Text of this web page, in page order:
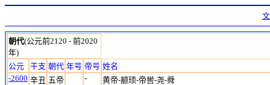
朝代(公元前2120 - 前2020
年)
公元
干支 朝代 年号 帝号 姓名
-2600 辛丑 五帝 -
黄帝-颛顼-帝喾-尧-舜